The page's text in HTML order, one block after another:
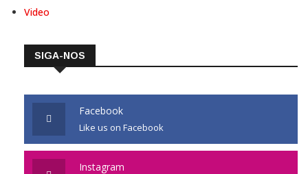
Video
SIGA-NOS
Facebook
Like us on Facebook
Instagram